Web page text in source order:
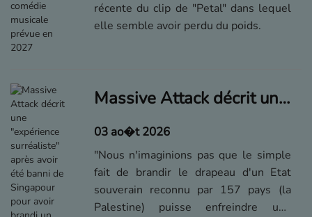
récente du clip de "Petal" dans lequel
elle semble avoir perdu du poids.
Massive Attack décrit une "expérience surréaliste" après avoir été banni de Singapour pour avoir brandi un drapeau palestinien
03 ao�t 2026
"Nous n'imaginions pas que le simple
fait de brandir le drapeau d'un Etat
souverain reconnu par 157 pays (la
Palestine) puisse enfreindre une